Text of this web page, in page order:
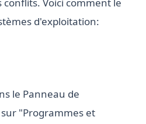
d'exploitation:
le Panneau de
"Programmes et